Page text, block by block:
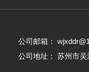
公司邮箱：
公司地址： 苏州市